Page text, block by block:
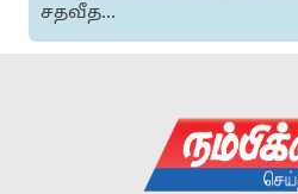
சதவீத...